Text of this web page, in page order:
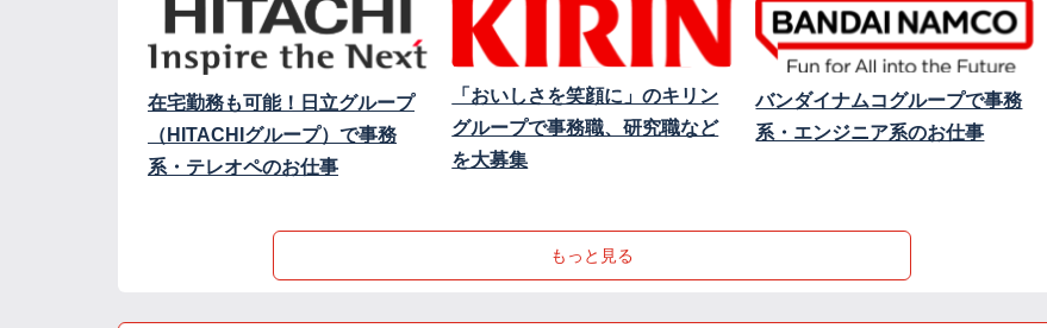
在宅勤務も可能！日立グループ
（HITACHIグループ）で事務
系・テレオペのお仕事
「おいしさを笑顔に」のキリン
グループで事務職、研究職など
を大募集
バンダイナムコグループで事務
系・エンジニア系のお仕事
もっと見る